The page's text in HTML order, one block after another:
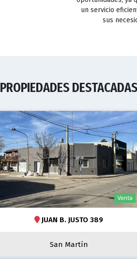
un servicio
sus
PROPIEDADES DESTACADAS
Venta
JUAN B. JUSTO 389
San Martín